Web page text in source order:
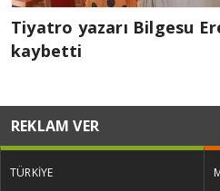
Tiyatro yazarı Bilgesu
kaybetti
REKLAM VER
TÜRKİYE